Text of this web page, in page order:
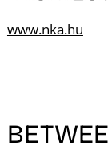
www.nka.hu